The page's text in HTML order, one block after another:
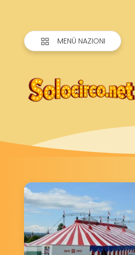
MENÙ NAZIONI
solocirco.net